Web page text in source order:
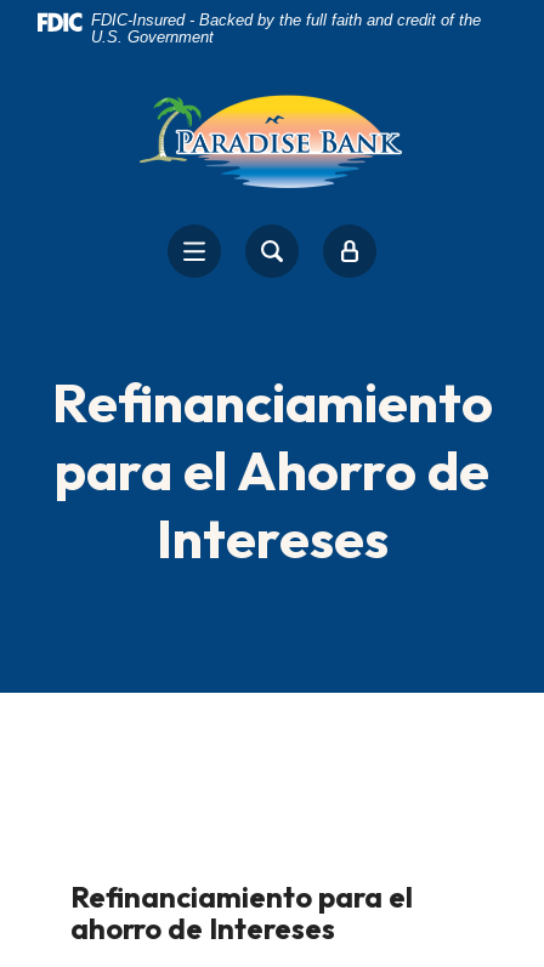
Home
DownloadFDIC-Insured - Backed by the full faith and credit of the
U.S. Government
Refinanciamiento
para el Ahorro de
Intereses
Refinanciamiento para el
ahorro de Intereses